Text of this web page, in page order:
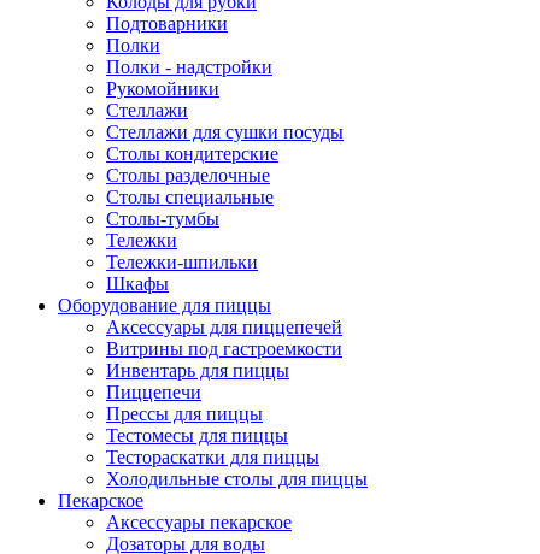
Подтоварники
Полки
Полки - надстройки
Рукомойники
Стеллажи
Стеллажи для сушки посуды
Столы кондитерские
Столы разделочные
Столы специальные
Столы-тумбы
Тележки
Тележки-шпильки
Шкафы
Оборудование для пиццы
Аксессуары для пиццепечей
Витрины под гастроемкости
Инвентарь для пиццы
Пиццепечи
Прессы для пиццы
Тестомесы для пиццы
Тестораскатки для пиццы
Холодильные столы для пиццы
Пекарское
Аксессуары пекарское
Дозаторы для воды